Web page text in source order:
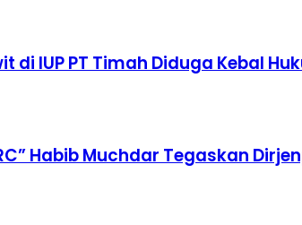
IUP PT Timah Diduga Kebal
Habib Muchdar Tegaskan